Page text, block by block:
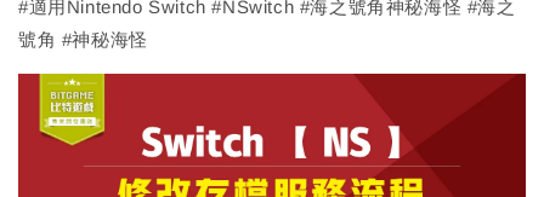
#適用Nintendo Switch #NSwitch #海之號角神秘海怪 #海之
號角 #神秘海怪